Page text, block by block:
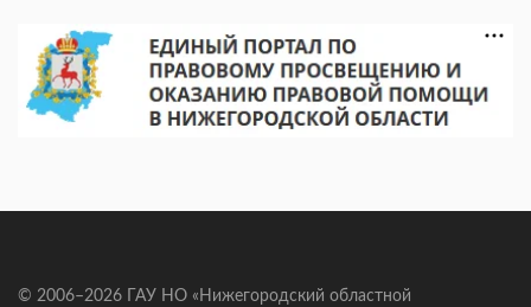
© 2006–2026 ГАУ НО «Нижегородский областной